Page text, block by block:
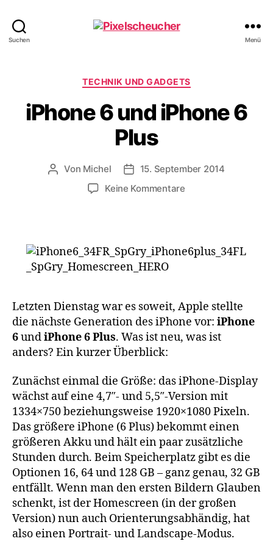
Suchen Menü
Kategorien
TECHNIK UND GADGETS
iPhone 6 und iPhone 6
Plus
Beitragsautor
Von Michel Veröffentlichungsdatum
15. September 2014
Keine Kommentarezu
6
Letzten Dienstag war es soweit, Apple stellte
die nächste Generation des iPhone vor: iPhone
6undiPhone 6 Plus. Was ist neu, was ist
anders? Ein kurzer Überblick:
Zunächst einmal die Größe: das iPhone-Display
wächst auf eine 4,7″- und 5,5″-Version mit
1334×750 beziehungsweise 1920×1080 Pixeln.
Das größere iPhone (6 Plus) bekommt einen
größeren Akku und hält ein paar zusätzliche
Stunden durch. Beim Speicherplatz gibt es die
Optionen 16, 64 und 128 GB – ganz genau, 32 GB
entfällt. Wenn man den ersten Bildern Glauben
schenkt, ist der Homescreen (in der großen
Version) nun auch Orienterungsabhändig, hat
also einen Portrait- und Landscape-Modus.